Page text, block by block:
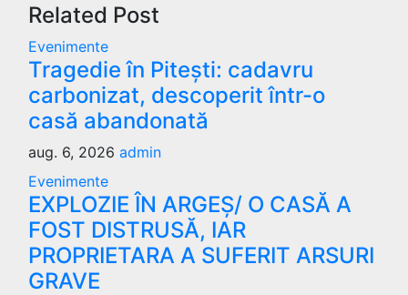
Related Post
Evenimente
Tragedie în Pitești: cadavru
carbonizat, descoperit într-o
casă abandonată
aug. 6, 2026 admin
Evenimente
EXPLOZIE ÎN ARGEȘ/ O CASĂ A
FOST DISTRUSĂ, IAR
PROPRIETARA A SUFERIT ARSURI
GRAVE